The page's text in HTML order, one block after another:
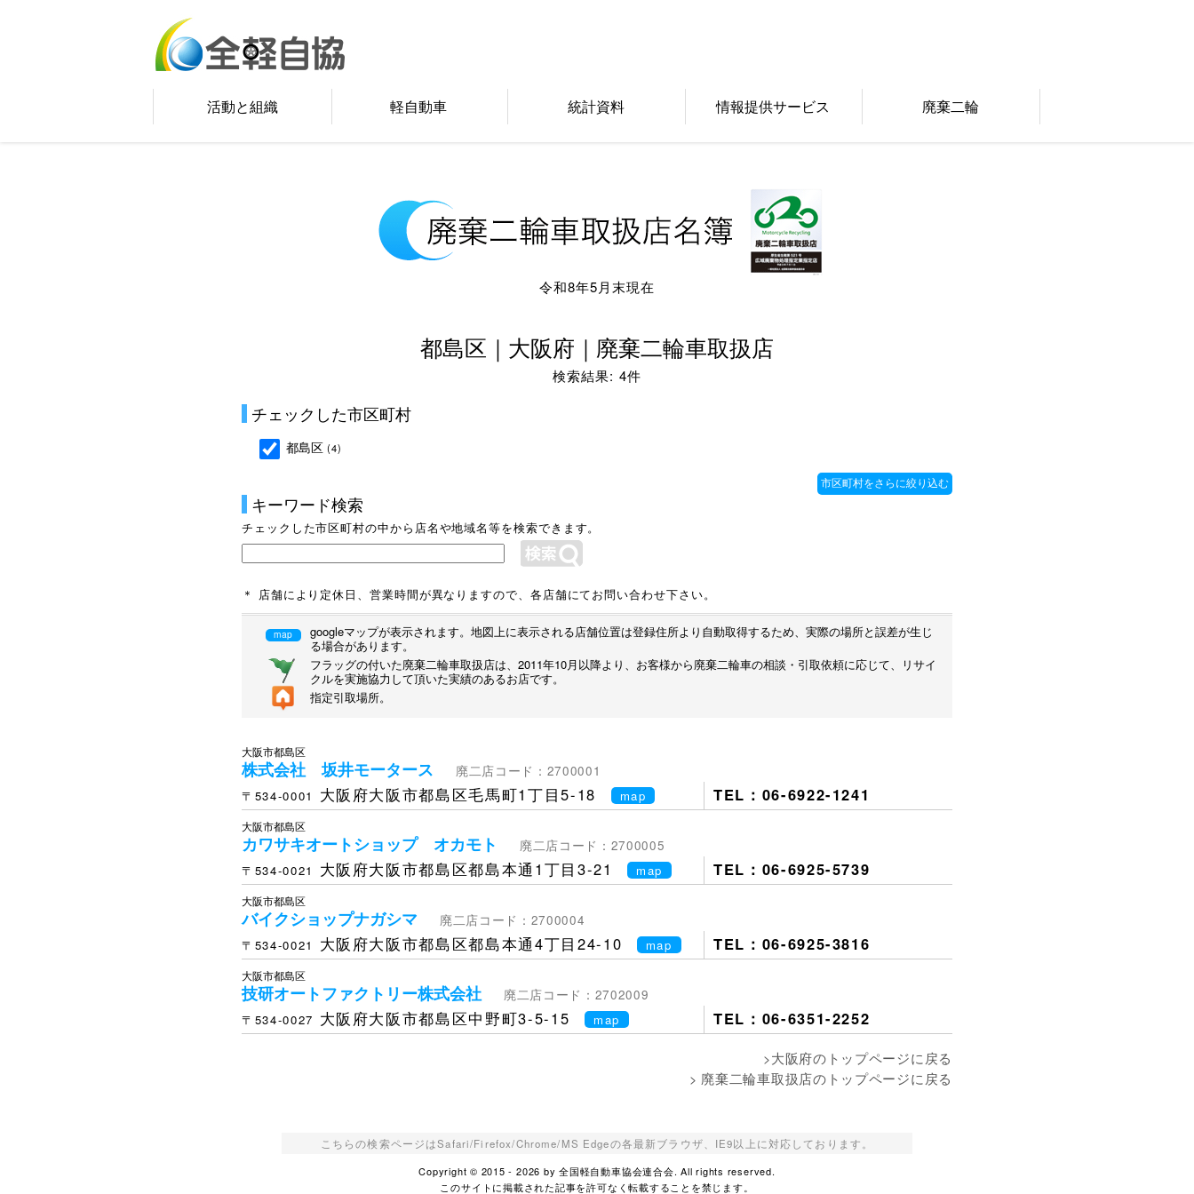
活動と組織 軽自動車 統計資料 情報提供サービス 廃棄二輪
令和8年5月末現在
都島区｜大阪府｜廃棄二輪車取扱店
検索結果: 4件
チェックした市区町村
都島区 (4)
キーワード検索
チェックした市区町村の中から店名や地域名等を検索できます。
＊ 店舗により定休日、営業時間が異なりますので、各店舗にてお問い合わせ下さい。
map
googleマップが表示されます。地図上に表示される店舗位置は登録住所より自動取得するため、実際の場所と誤差が生じ
る場合があります。
フラッグの付いた廃棄二輪車取扱店は、2011年10月以降より、お客様から廃棄二輪車の相談・引取依頼に応じて、リサイ
クルを実施協力して頂いた実績のあるお店です。
指定引取場所。
大阪市都島区
株式会社 坂井モータース
廃二店コード：2700001
〒534-0001
大阪府大阪市都島区毛馬町1丁目5-18 map TEL：06-6922-1241
大阪市都島区
カワサキオートショップ オカモト
廃二店コード：2700005
〒534-0021
大阪府大阪市都島区都島本通1丁目3-21 map TEL：06-6925-5739
大阪市都島区
バイクショップナガシマ
廃二店コード：2700004
〒534-0021
大阪府大阪市都島区都島本通4丁目24-10 map TEL：06-6925-3816
大阪市都島区
技研オートファクトリー株式会社
廃二店コード：2702009
〒534-0027 大阪府大阪市都島区中野町3-5-15 map TEL：06-6351-2252
>大阪府のトップページに戻る
> 廃棄二輪車取扱店のトップページに戻る
こちらの検索ページはSafari/Firefox/Chrome/MS Edgeの各最新ブラウザ、IE9以上に対応しております。
Copyright © 2015 - 2026 by 全国軽自動車協会連合会. All rights reserved.
このサイトに掲載された記事を許可なく転載することを禁じます。